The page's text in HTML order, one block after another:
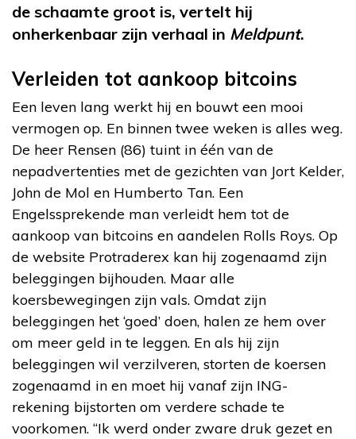
de schaamte groot is, vertelt hij
onherkenbaar zijn verhaal in Meldpunt.
Verleiden tot aankoop bitcoins
Een leven lang werkt hij en bouwt een mooi
vermogen op. En binnen twee weken is alles weg.
De heer Rensen (86) tuint in één van de
nepadvertenties met de gezichten van Jort Kelder,
John de Mol en Humberto Tan. Een
Engelssprekende man verleidt hem tot de
aankoop van bitcoins en aandelen Rolls Roys. Op
de website Protraderex kan hij zogenaamd zijn
beleggingen bijhouden. Maar alle
koersbewegingen zijn vals. Omdat zijn
beleggingen het ‘goed’ doen, halen ze hem over
om meer geld in te leggen. En als hij zijn
beleggingen wil verzilveren, storten de koersen
zogenaamd in en moet hij vanaf zijn ING-
rekening bijstorten om verdere schade te
voorkomen. “Ik werd onder zware druk gezet en